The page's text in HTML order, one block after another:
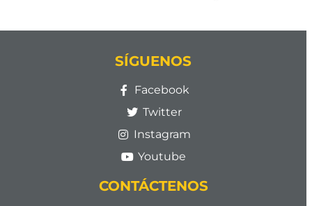
SÍGUENOS
Facebook
Twitter
Instagram
Youtube
CONTÁCTENOS